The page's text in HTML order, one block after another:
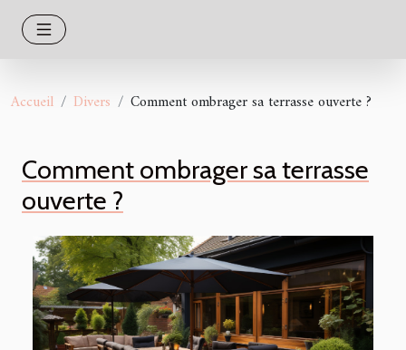
Accueil Divers Comment ombrager sa terrasse ouverte ?
Comment ombrager sa terrasse
ouverte ?